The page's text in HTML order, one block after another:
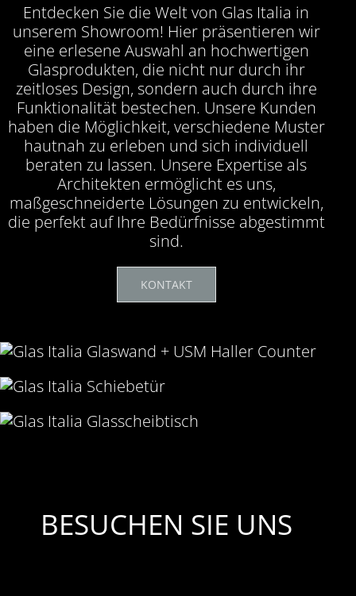
Entdecken Sie die Welt von Glas Italia in
unserem Showroom! Hier präsentieren wir
eine erlesene Auswahl an hochwertigen
Glasprodukten, die nicht nur durch ihr
zeitloses Design, sondern auch durch ihre
Funktionalität bestechen. Unsere Kunden
haben die Möglichkeit, verschiedene Muster
hautnah zu erleben und sich individuell
beraten zu lassen. Unsere Expertise als
Architekten ermöglicht es uns,
maßgeschneiderte Lösungen zu entwickeln,
die perfekt auf Ihre Bedürfnisse abgestimmt
sind.
KONTAKT
BESUCHEN SIE UNS